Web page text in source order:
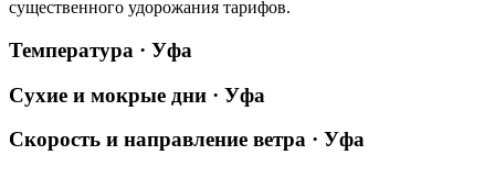
существенного удорожания тарифов.
Температура · Уфа
Сухие и мокрые дни · Уфа
Скорость и направление ветра · Уфа